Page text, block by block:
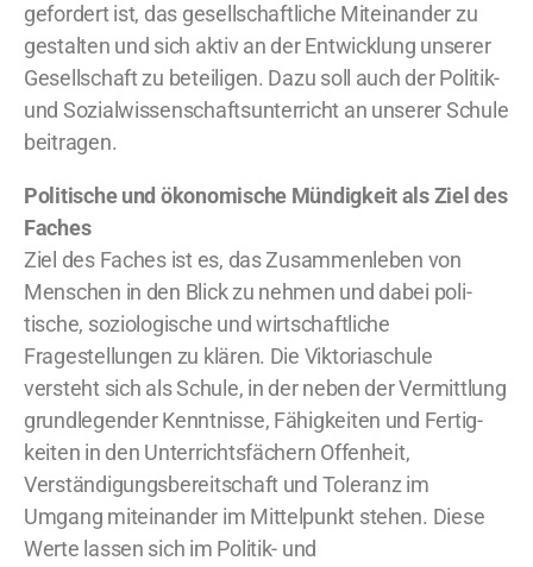
gefordert ist, das gesellschaftliche Miteinander zu
gestalten und sich aktiv an der Entwicklung unserer
Gesellschaft zu beteiligen. Dazu soll auch der Politik-
und Sozialwissenschaftsunterricht an unserer Schule
beitragen.
Politische und ökonomische Mündigkeit als Ziel des
Faches
Ziel des Faches ist es, das Zusammenleben von
Menschen in den Blick zu nehmen und dabei poli-
tische, soziologische und wirtschaftliche
Fragestellungen zu klären. Die Viktoriaschule
versteht sich als Schule, in der neben der Vermittlung
grundlegender Kenntnisse, Fähigkeiten und Fertig-
keiten in den Unterrichtsfächern Offenheit,
Verständigungsbereitschaft und Toleranz im
Umgang miteinander im Mittelpunkt stehen. Diese
Werte lassen sich im Politik- und